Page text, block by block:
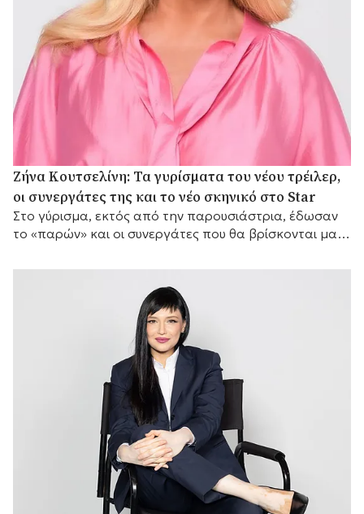
Ζήνα Κουτσελίνη: Τα γυρίσματα του νέου τρέιλερ,
οι συνεργάτες της και το νέο σκηνικό στο Star
Στο γύρισμα, εκτός από την παρουσιάστρια, έδωσαν
το «παρών» και οι συνεργάτες που θα βρίσκονται μαζί